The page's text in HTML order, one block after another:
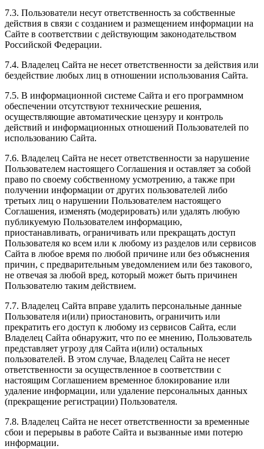
7.3. Пользователи несут ответственность за собственные
действия в связи с созданием и размещением информации на
Сайте в соответствии с действующим законодательством
Российской Федерации.
7.4. Владелец Сайта не несет ответственности за действия или
бездействие любых лиц в отношении использования Сайта.
7.5. В информационной системе Сайта и его программном
обеспечении отсутствуют технические решения,
осуществляющие автоматические цензуру и контроль
действий и информационных отношений Пользователей по
использованию Сайта.
7.6. Владелец Сайта не несет ответственности за нарушение
Пользователем настоящего Соглашения и оставляет за собой
право по своему собственному усмотрению, а также при
получении информации от других пользователей либо
третьих лиц о нарушении Пользователем настоящего
Соглашения, изменять (модерировать) или удалять любую
публикуемую Пользователем информацию,
приостанавливать, ограничивать или прекращать доступ
Пользователя ко всем или к любому из разделов или сервисов
Сайта в любое время по любой причине или без объяснения
причин, с предварительным уведомлением или без такового,
не отвечая за любой вред, который может быть причинен
Пользователю таким действием.
7.7. Владелец Сайта вправе удалить персональные данные
Пользователя и(или) приостановить, ограничить или
прекратить его доступ к любому из сервисов Сайта, если
Владелец Сайта обнаружит, что по ее мнению, Пользователь
представляет угрозу для Сайта и(или) остальных
пользователей. В этом случае, Владелец Сайта не несет
ответственности за осуществленное в соответствии с
настоящим Соглашением временное блокирование или
удаление информации, или удаление персональных данных
(прекращение регистрации) Пользователя.
7.8. Владелец Сайта не несет ответственности за временные
сбои и перерывы в работе Сайта и вызванные ими потерю
информации.